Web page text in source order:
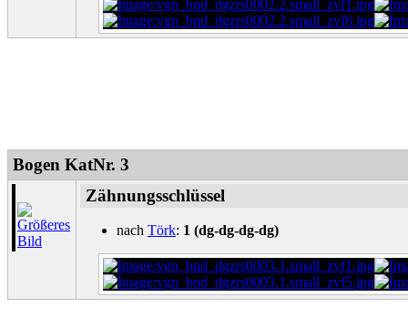
Bogen KatNr. 3
Zähnungsschlüssel
nach Törk: 1 (dg-dg-dg-dg)